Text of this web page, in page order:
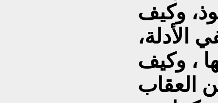
وكيف
الأدلة،
، وكيف